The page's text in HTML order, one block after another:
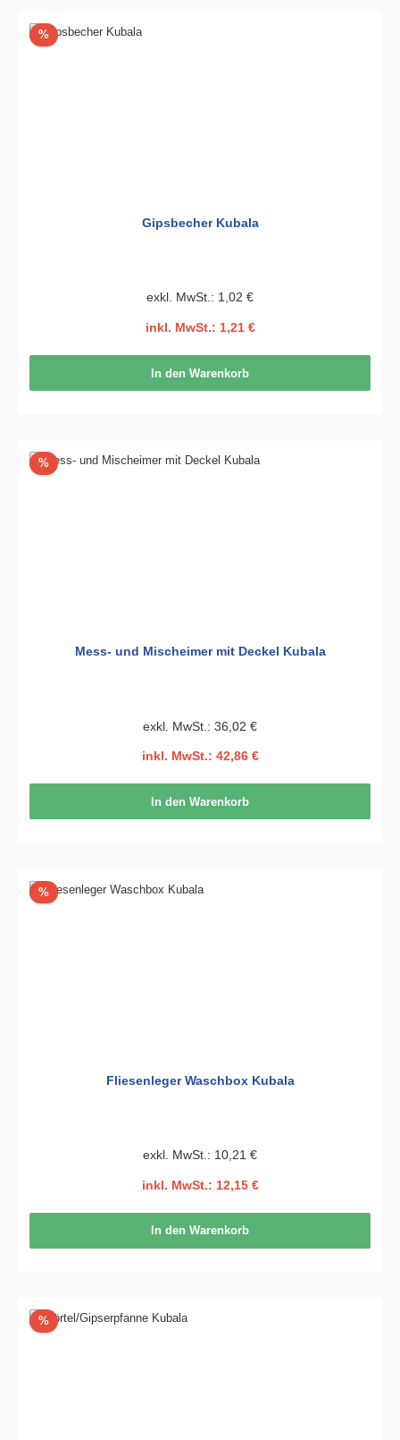
%Rabatt
Gipsbecher Kubala
exkl. MwSt.: 1,02 €
inkl. MwSt.: 1,21 €
In den Warenkorb
%Rabatt
Mess- und Mischeimer mit Deckel Kubala
exkl. MwSt.: 36,02 €
inkl. MwSt.: 42,86 €
In den Warenkorb
%Rabatt
Fliesenleger Waschbox Kubala
exkl. MwSt.: 10,21 €
inkl. MwSt.: 12,15 €
In den Warenkorb
%Rabatt